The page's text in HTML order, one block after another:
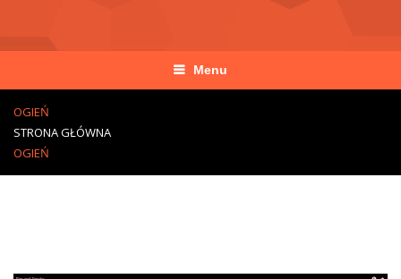
Menu
OGIEŃ
STRONA GŁÓWNA
OGIEŃ